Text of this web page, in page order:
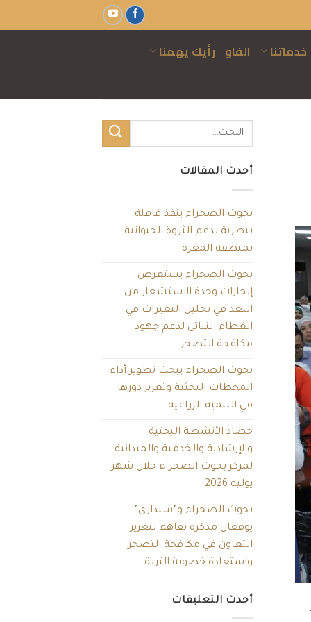
خدماتنا الفاو رأيك يهمنا
أحدث المقالات
بحوث الصحراء ينفذ قافلة
بيطرية لدعم الثروة الحيوانية
بمنطقة المغرة
بحوث الصحراء يستعرض
إنجازات وحدة الاستشعار من
البعد في تحليل التغيرات في
الغطاء النباتي لدعم جهود
مكافحة التصحر
بحوث الصحراء يبحث تطوير أداء
المحطات البحثية وتعزيز دورها
في التنمية الزراعية
حصاد الأنشطة البحثية
والإرشادية والخدمية والميدانية
لمركز بحوث الصحراء خلال شهر
يوليه 2026
بحوث الصحراء و”سيدارى”
يوقعان مذكرة تفاهم لتعزيز
التعاون في مكافحة التصحر
واستعادة خصوبة التربة
أحدث التعليقات